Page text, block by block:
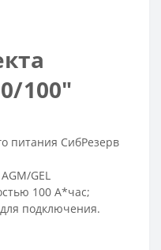
100"
питания СибРезерв
GEL
100 А*час;
подключения.